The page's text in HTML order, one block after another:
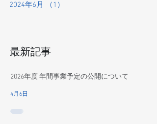
2024年6月
（1）
最新記事
2026年度 年間事業予定の公開について
4月6日